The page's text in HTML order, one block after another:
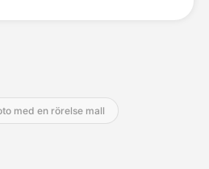
med en rörelse mall